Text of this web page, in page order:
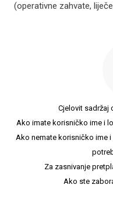
(operativne zahvate,
Cjelovit sadržaj
Ako imate korisničko ime i
Ako nemate korisničko ime
Za zasnivanje
Ako ste